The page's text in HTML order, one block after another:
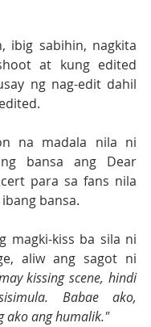
ibig sabihin, nagkita
at kung edited
ng nag-edit dahil
na madala nila ni
bansa ang Dear
para sa fans nila
bansa.
magki-kiss ba sila ni
aliw ang sagot ni
kissing scene, hindi
Babae ako,
ako ang humalik."